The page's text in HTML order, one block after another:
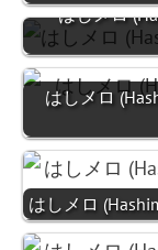
はしメロ
はしメロ
はしメロ